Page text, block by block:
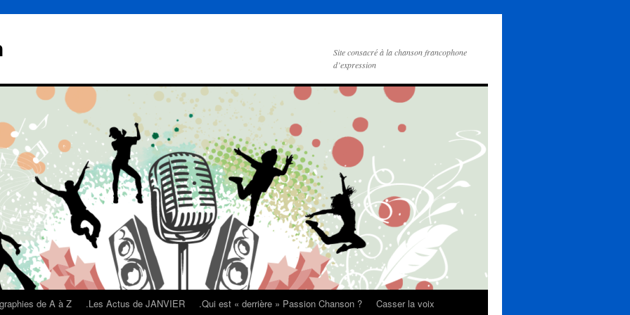
Site consacré à la chanson francophone
d’expression
de A à Z .Les Actus de JANVIER .Qui est « derrière » Passion Chanson ?
Casser la voix